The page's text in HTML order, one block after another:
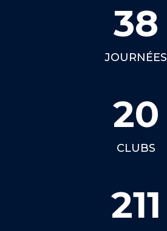
38
JOURNÉES
20
CLUBS
211